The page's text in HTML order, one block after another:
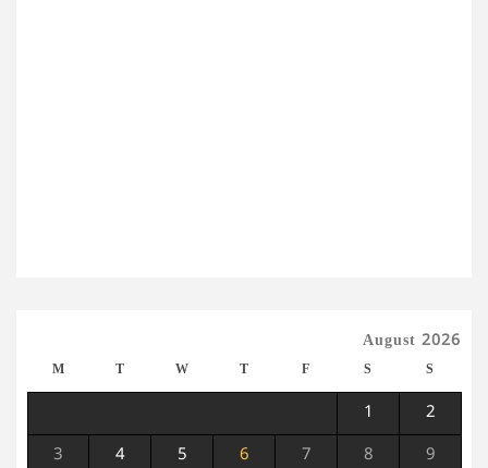
August 2026
M T W T F S S
1 2
3 4 5 6 7 8 9